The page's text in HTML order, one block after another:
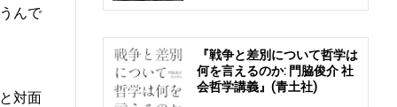
んで
対面
『戦争と差別について哲学は
何を言えるのか: 門脇俊介 社
会哲学講義』(青土社)